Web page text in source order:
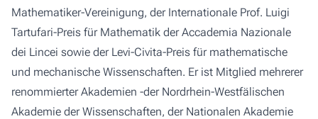
Mathematiker-Vereinigung, der Internationale Prof. Luigi
Tartufari-Preis für Mathematik der Accademia Nazionale
dei Lincei sowie der Levi-Civita-Preis für mathematische
und mechanische Wissenschaften. Er ist Mitglied mehrerer
renommierter Akademien -der Nordrhein-Westfälischen
Akademie der Wissenschaften, der Nationalen Akademie